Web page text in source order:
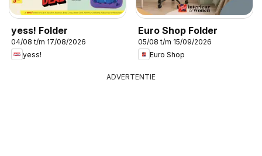
yess! Folder
04/08 t/m 17/08/2026
yess!
Euro Shop Folder
05/08 t/m 15/09/2026
Euro Shop
ADVERTENTIE